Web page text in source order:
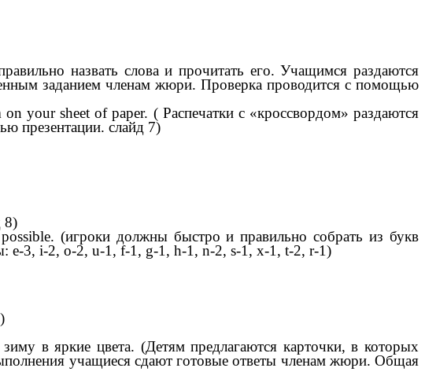
назвать слова и прочитать его. Учащимся раздаются
заданием членам жюри. Проверка проводится с помощью
your sheet of paper. ( Распечатки с «кроссвордом» раздаются
презентации. слайд 7)
8)
(игроки должны быстро и правильно собрать из букв
e-3, i-2, o-2, u-1, f-1, g-1, h-1, n-2, s-1, x-1, t-2, r-1)
в яркие цвета. (Детям предлагаются карточки, в которых
учащиеся сдают готовые ответы членам жюри. Общая